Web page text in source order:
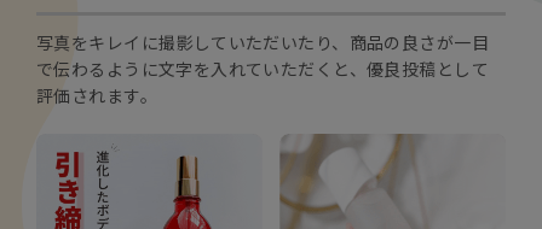
写真をキレイに撮影していただいたり、商品の良さが一目
で伝わるように文字を入れていただくと、優良投稿 として
評価されます。